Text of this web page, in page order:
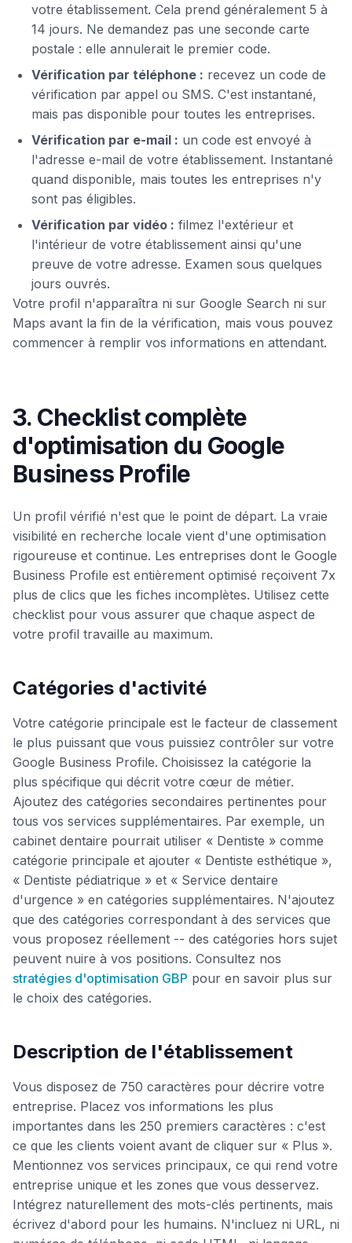
votre établissement. Cela prend généralement 5 à
14 jours. Ne demandez pas une seconde carte
postale : elle annulerait le premier code.
Vérification par téléphone : recevez un code de
vérification par appel ou SMS. C'est instantané,
mais pas disponible pour toutes les entreprises.
Vérification par e-mail : un code est envoyé à
l'adresse e-mail de votre établissement. Instantané
quand disponible, mais toutes les entreprises n'y
sont pas éligibles.
Vérification par vidéo : filmez l'extérieur et
l'intérieur de votre établissement ainsi qu'une
preuve de votre adresse. Examen sous quelques
jours ouvrés.
Votre profil n'apparaîtra ni sur Google Search ni sur
Maps avant la fin de la vérification, mais vous pouvez
commencer à remplir vos informations en attendant.
3. Checklist complète
d'optimisation du Google
Business Profile
Un profil vérifié n'est que le point de départ. La vraie
visibilité en recherche locale vient d'une optimisation
rigoureuse et continue. Les entreprises dont le Google
Business Profile est entièrement optimisé reçoivent 7x
plus de clics que les fiches incomplètes. Utilisez cette
checklist pour vous assurer que chaque aspect de
votre profil travaille au maximum.
Catégories d'activité
Votre catégorie principale est le facteur de classement
le plus puissant que vous puissiez contrôler sur votre
Google Business Profile. Choisissez la catégorie la
plus spécifique qui décrit votre cœur de métier.
Ajoutez des catégories secondaires pertinentes pour
tous vos services supplémentaires. Par exemple, un
cabinet dentaire pourrait utiliser « Dentiste » comme
catégorie principale et ajouter « Dentiste esthétique »,
« Dentiste pédiatrique » et « Service dentaire
d'urgence » en catégories supplémentaires. N'ajoutez
que des catégories correspondant à des services que
vous proposez réellement -- des catégories hors sujet
peuvent nuire à vos positions. Consultez nos
stratégies d'optimisation GBP pour en savoir plus sur
le choix des catégories.
Description de l'établissement
Vous disposez de 750 caractères pour décrire votre
entreprise. Placez vos informations les plus
importantes dans les 250 premiers caractères : c'est
ce que les clients voient avant de cliquer sur « Plus ».
Mentionnez vos services principaux, ce qui rend votre
entreprise unique et les zones que vous desservez.
Intégrez naturellement des mots-clés pertinents, mais
écrivez d'abord pour les humains. N'incluez ni URL, ni